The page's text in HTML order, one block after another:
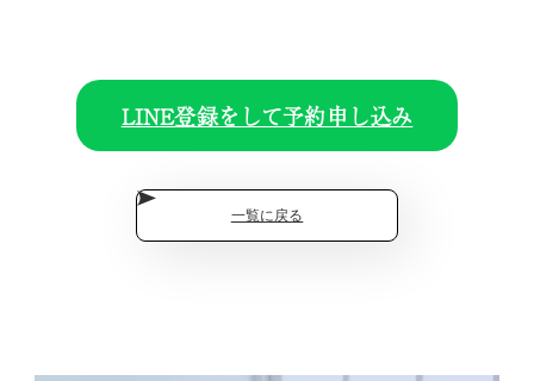
LINE登録をして予約申し込み
一覧に戻る